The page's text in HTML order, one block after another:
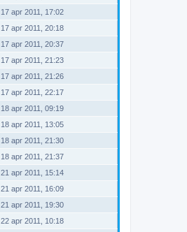
17 apr 2011, 17:02
17 apr 2011, 20:18
17 apr 2011, 20:37
17 apr 2011, 21:23
17 apr 2011, 21:26
17 apr 2011, 22:17
18 apr 2011, 09:19
18 apr 2011, 13:05
18 apr 2011, 21:30
18 apr 2011, 21:37
21 apr 2011, 15:14
21 apr 2011, 16:09
21 apr 2011, 19:30
22 apr 2011, 10:18